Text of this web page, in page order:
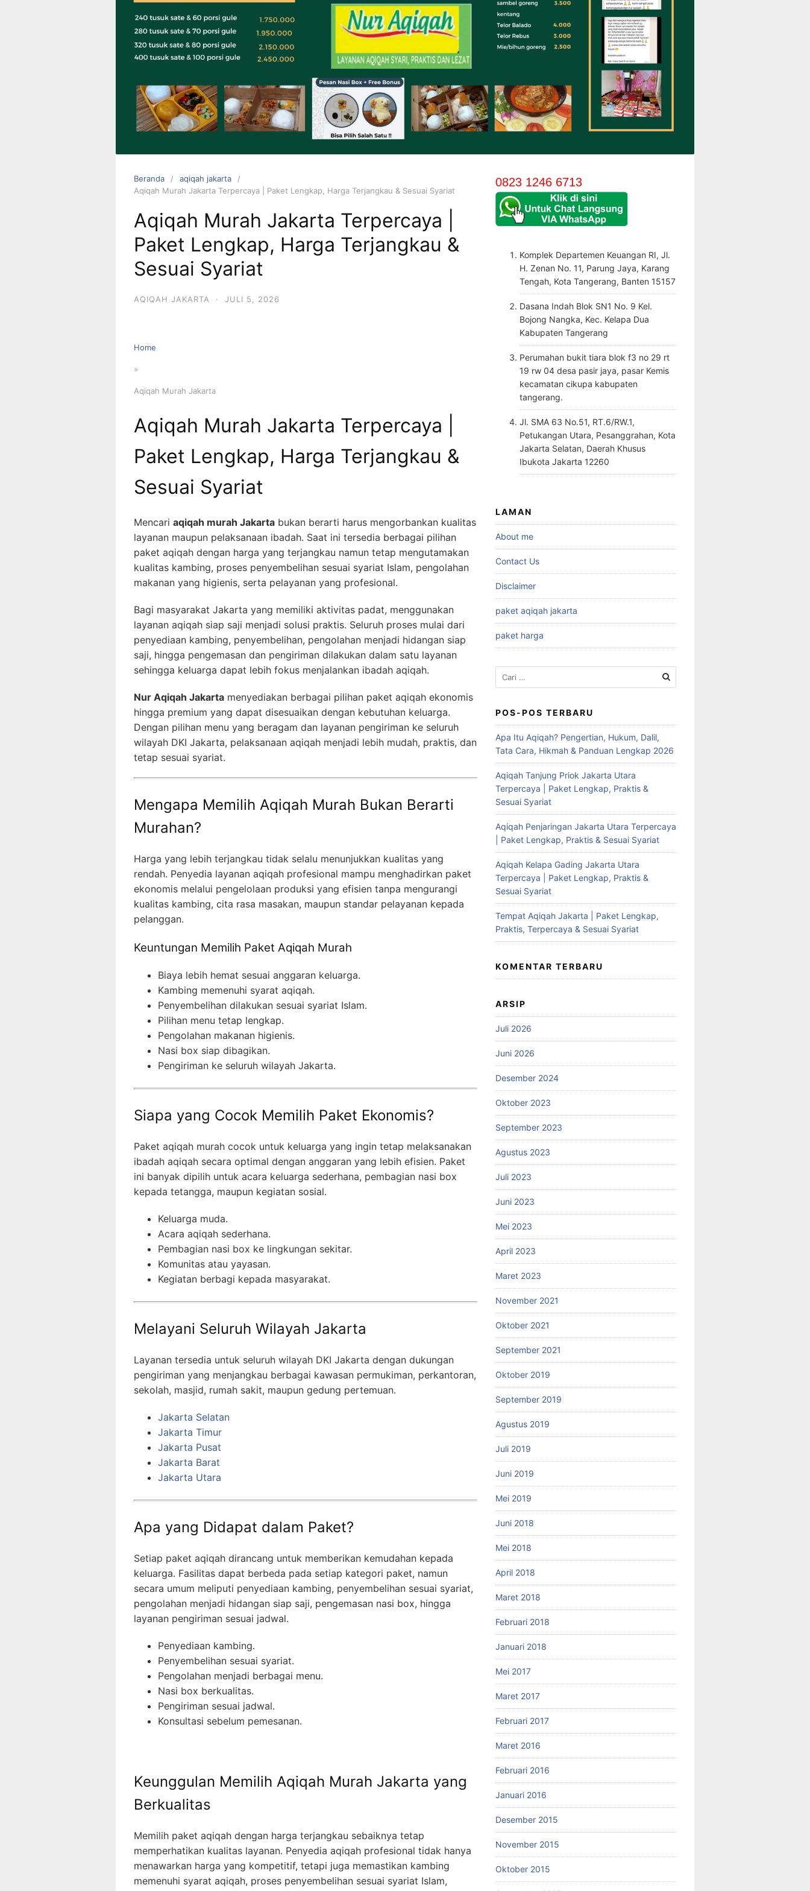
0823 1246
6713
Beranda
aqiqah jakarta
Aqiqah Murah Jakarta Terpercaya | Paket Lengkap, Harga Terjangkau & Sesuai Syariat
Aqiqah Murah Jakarta Terpercaya |
Paket Lengkap, Harga Terjangkau &
Sesuai Syariat
AQIQAH JAKARTA · JULI 5, 2026
Home
»
Aqiqah Murah Jakarta
Aqiqah Murah Jakarta Terpercaya |
Paket Lengkap, Harga Terjangkau &
Sesuai Syariat
Mencari aqiqah murah Jakarta bukan berarti harus mengorbankan kualitas
layanan maupun pelaksanaan ibadah. Saat ini tersedia berbagai pilihan
paket aqiqah dengan harga yang terjangkau namun tetap mengutamakan
kualitas kambing, proses penyembelihan sesuai syariat Islam, pengolahan
makanan yang higienis, serta pelayanan yang profesional.
Bagi masyarakat Jakarta yang memiliki aktivitas padat, menggunakan
layanan aqiqah siap saji menjadi solusi praktis. Seluruh proses mulai dari
penyediaan kambing, penyembelihan, pengolahan menjadi hidangan siap
saji, hingga pengemasan dan pengiriman dilakukan dalam satu layanan
sehingga keluarga dapat lebih fokus menjalankan ibadah aqiqah.
Nur Aqiqah Jakarta menyediakan berbagai pilihan paket aqiqah ekonomis
hingga premium yang dapat disesuaikan dengan kebutuhan keluarga.
Dengan pilihan menu yang beragam dan layanan pengiriman ke seluruh
wilayah DKI Jakarta, pelaksanaan aqiqah menjadi lebih mudah, praktis, dan
tetap sesuai syariat.
Mengapa Memilih Aqiqah Murah Bukan Berarti
Murahan?
Harga yang lebih terjangkau tidak selalu menunjukkan kualitas yang
rendah. Penyedia layanan aqiqah profesional mampu menghadirkan paket
ekonomis melalui pengelolaan produksi yang efisien tanpa mengurangi
kualitas kambing, cita rasa masakan, maupun standar pelayanan kepada
pelanggan.
Keuntungan Memilih Paket Aqiqah Murah
Biaya lebih hemat sesuai anggaran keluarga.
Kambing memenuhi syarat aqiqah.
Penyembelihan dilakukan sesuai syariat Islam.
Pilihan menu tetap lengkap.
Pengolahan makanan higienis.
Nasi box siap dibagikan.
Pengiriman ke seluruh wilayah Jakarta.
Siapa yang Cocok Memilih Paket Ekonomis?
Paket aqiqah murah cocok untuk keluarga yang ingin tetap melaksanakan
ibadah aqiqah secara optimal dengan anggaran yang lebih efisien. Paket
ini banyak dipilih untuk acara keluarga sederhana, pembagian nasi box
kepada tetangga, maupun kegiatan sosial.
Keluarga muda.
Acara aqiqah sederhana.
Pembagian nasi box ke lingkungan sekitar.
Komunitas atau yayasan.
Kegiatan berbagi kepada masyarakat.
Melayani Seluruh Wilayah Jakarta
Layanan tersedia untuk seluruh wilayah DKI Jakarta dengan dukungan
pengiriman yang menjangkau berbagai kawasan permukiman, perkantoran,
sekolah, masjid, rumah sakit, maupun gedung pertemuan.
Jakarta Selatan
Jakarta Timur
Jakarta Pusat
Jakarta Barat
Jakarta Utara
Apa yang Didapat dalam Paket?
Setiap paket aqiqah dirancang untuk memberikan kemudahan kepada
keluarga. Fasilitas dapat berbeda pada setiap kategori paket, namun
secara umum meliputi penyediaan kambing, penyembelihan sesuai syariat,
pengolahan menjadi hidangan siap saji, pengemasan nasi box, hingga
layanan pengiriman sesuai jadwal.
Penyediaan kambing.
Penyembelihan sesuai syariat.
Pengolahan menjadi berbagai menu.
Nasi box berkualitas.
Pengiriman sesuai jadwal.
Konsultasi sebelum pemesanan.
Keunggulan Memilih Aqiqah Murah Jakarta yang
Berkualitas
Memilih paket aqiqah dengan harga terjangkau sebaiknya tetap
memperhatikan kualitas layanan. Penyedia aqiqah profesional tidak hanya
menawarkan harga yang kompetitif, tetapi juga memastikan kambing
memenuhi syarat aqiqah, proses penyembelihan sesuai syariat Islam,
0823 1246 6713
Komplek Departemen Keuangan RI, Jl.
H. Zenan No. 11, Parung Jaya, Karang
Tengah, Kota Tangerang, Banten 15157
Dasana Indah Blok SN1 No. 9 Kel.
Bojong Nangka, Kec. Kelapa Dua
Kabupaten Tangerang
Perumahan bukit tiara blok f3 no 29 rt
19 rw 04 desa pasir jaya, pasar Kemis
kecamatan cikupa kabupaten
tangerang.
Jl. SMA 63 No.51, RT.6/RW.1,
Petukangan Utara, Pesanggrahan, Kota
Jakarta Selatan, Daerah Khusus
Ibukota Jakarta 12260
LAMAN
About me
Contact Us
Disclaimer
paket aqiqah jakarta
paket harga
Cari
untuk:
POS-POS TERBARU
Apa Itu Aqiqah? Pengertian, Hukum, Dalil,
Tata Cara, Hikmah & Panduan Lengkap 2026
Aqiqah Tanjung Priok Jakarta Utara
Terpercaya | Paket Lengkap, Praktis &
Sesuai Syariat
Aqiqah Penjaringan Jakarta Utara Terpercaya
| Paket Lengkap, Praktis & Sesuai Syariat
Aqiqah Kelapa Gading Jakarta Utara
Terpercaya | Paket Lengkap, Praktis &
Sesuai Syariat
Tempat Aqiqah Jakarta | Paket Lengkap,
Praktis, Terpercaya & Sesuai Syariat
KOMENTAR TERBARU
ARSIP
Juli 2026
Juni 2026
Desember 2024
Oktober 2023
September 2023
Agustus 2023
Juli 2023
Juni 2023
Mei 2023
April 2023
Maret 2023
November 2021
Oktober 2021
September 2021
Oktober 2019
September 2019
Agustus 2019
Juli 2019
Juni 2019
Mei 2019
Juni 2018
Mei 2018
April 2018
Maret 2018
Februari 2018
Januari 2018
Mei 2017
Maret 2017
Februari 2017
Maret 2016
Februari 2016
Januari 2016
Desember 2015
November 2015
Oktober 2015